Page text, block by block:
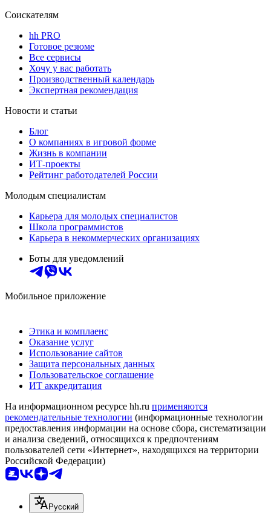
Соискателям
hh PRO
Готовое резюме
Все сервисы
Хочу у вас работать
Производственный календарь
Экспертная рекомендация
Новости и статьи
Блог
О компаниях в игровой форме
Жизнь в компании
ИТ-проекты
Рейтинг работодателей России
Молодым специалистам
Карьера для молодых специалистов
Школа программистов
Карьера в некоммерческих организациях
Боты для уведомлений
Мобильное приложение
Этика и комплаенс
Оказание услуг
Использование сайтов
Защита персональных данных
Пользовательское соглашение
ИТ аккредитация
На информационном ресурсе hh.ru применяются
рекомендательные технологии (информационные технологии
предоставления информации на основе сбора, систематизации
и анализа сведений, относящихся к предпочтениям
пользователей сети «Интернет», находящихся на территории
Российской Федерации)
Русский